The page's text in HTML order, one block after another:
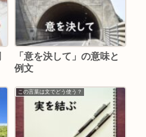
「意を決して」の意味と
例文
この言葉は文でどう使う？